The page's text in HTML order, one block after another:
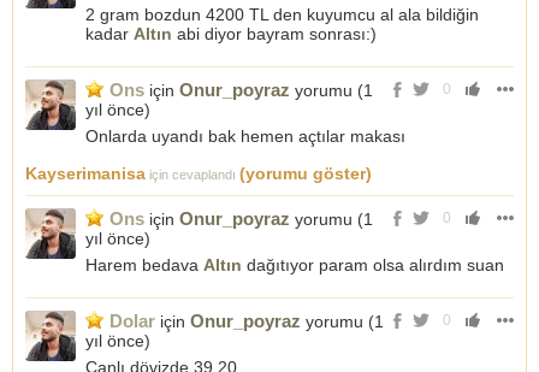
2 gram bozdun 4200 TL den kuyumcu al ala bildiğin
kadar Altın abi diyor bayram sonrası:)
0
Ons için Onur_poyraz yorumu (1
yıl önce)
Onlarda uyandı bak hemen açtılar makası
Kayserimanisa için cevaplandı (yorumu göster)
0
Ons için Onur_poyraz yorumu (1
yıl önce)
Harem bedava Altın dağıtıyor param olsa alırdım suan
0
Dolar için Onur_poyraz yorumu (1
yıl önce)
Canlı dövizde 39.20